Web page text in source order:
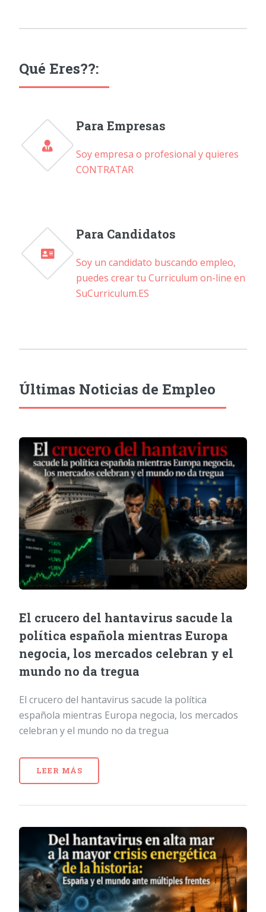
Qué Eres??:
Para Empresas
Soy empresa o profesional y quieres
CONTRATAR
Para Candidatos
Soy un candidato buscando empleo,
puedes crear tu Curriculum on-line en
SuCurriculum.ES
Últimas Noticias de Empleo
El crucero del hantavirus sacude la
política española mientras Europa
negocia, los mercados celebran y el
mundo no da tregua
El crucero del hantavirus sacude la política
española mientras Europa negocia, los mercados
celebran y el mundo no da tregua
LEER MÁS